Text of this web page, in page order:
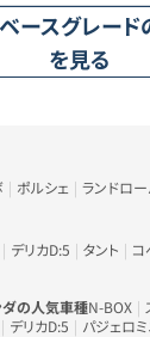
ベースグレード
を見る
ポルシェ ランドロ
デリカD:5 タント コ
ダの人気車種N-BOX
デリカD:5 パジェロ